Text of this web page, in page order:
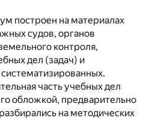
построен на материалах
судов, органов
контроля,
дел (задач) и
часть учебных дел
обложкой, предварительно
на методических